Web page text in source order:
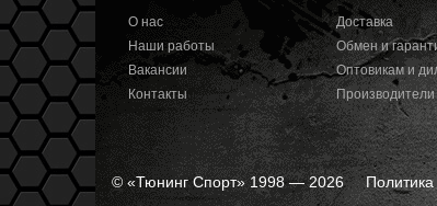
О нас
Наши работы
Вакансии
Контакты
Доставка
Обмен и
Оптовикам и
Производители
© «Тюнинг Спорт» 1998 — 2026